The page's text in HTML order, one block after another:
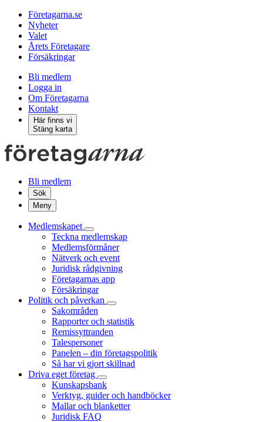
Företagarna.se
Nyheter
Valet
Årets Företagare
Försäkringar
Bli medlem
Logga in
Om Företagarna
Kontakt
Här finns vi
Stäng karta
Bli medlem
Sök
Meny
Medlemskapet
Teckna medlemskap
Medlemsförmåner
Nätverk och event
Juridisk rådgivning
Företagarnas app
Försäkringar
Politik och påverkan
Sakområden
Rapporter och statistik
Remissyttranden
Talespersoner
Panelen – din företagspolitik
Så har vi gjort skillnad
Driva eget företag
Kunskapsbank
Verktyg, guider och handböcker
Mallar och blanketter
Juridisk FAQ